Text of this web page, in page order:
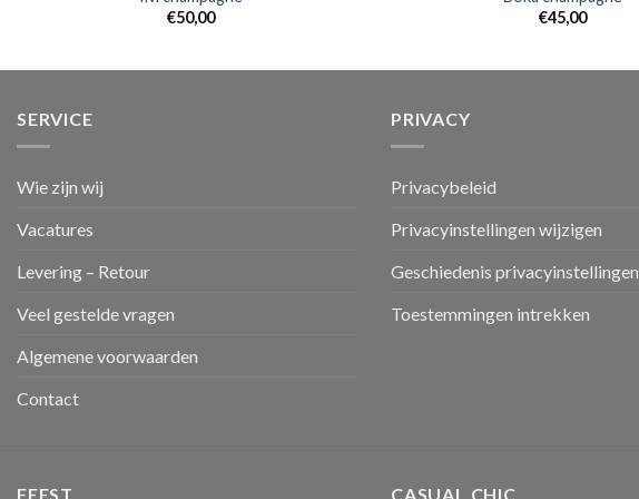
€50,00
€45,00
SERVICE
Wie zijn wij
Vacatures
Levering – Retour
Veel gestelde vragen
Algemene voorwaarden
Contact
PRIVACY
Privacybeleid
Privacyinstellingen wijzigen
Geschiedenis privacyinstellingen
Toestemmingen intrekken
FEEST CASUAL CHIC